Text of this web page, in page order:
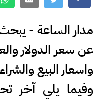
مدار الساعة -
عن سعر الدولار
واسعار البيع
وفيما يلي آخر